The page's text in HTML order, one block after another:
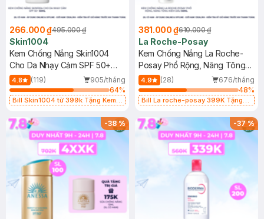
266.000 ₫495.000 ₫
Skin1004
Kem Chống Nắng Skin1004
Cho Da Nhạy Cảm SPF 50+
50ml
4.8 (119)
905/tháng
64%
Bill Skin1004 từ 399k Tặng Kem
SPF 50+ 20ml (SL Có Hạn)
381.000 ₫610.000 ₫
La Roche-Posay
Kem Chống Nắng La Roche-
Posay Phổ Rộng, Nâng Tông
Kiềm Dầu 50ml
4.9 (28)
676/tháng
48%
Bill La roche-posay 399K Tặng
(SL có hạn)
-38% -37%